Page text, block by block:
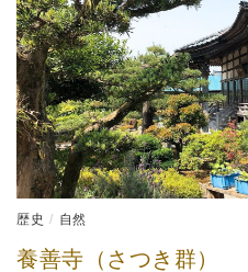
歴史 自然
養善寺（さつき群）